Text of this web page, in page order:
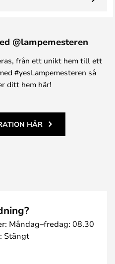
@lampemesteren
från ett unikt hem till ett
#yesLampemesteren så
ditt hem här!
HÄR
Måndag–fredag: 08.30
Stängt